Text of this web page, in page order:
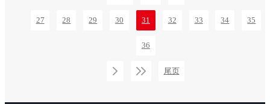
27 28 29 30 31 32 33 34 35
36
尾页